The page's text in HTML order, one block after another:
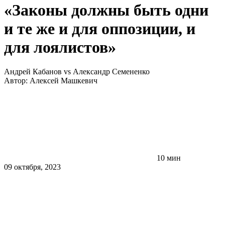
«Законы должны быть одни
и те же и для оппозиции, и
для лоялистов»
Андрей Кабанов vs Александр Семененко
Автор: Алексей Машкевич
10 мин
09 октября, 2023